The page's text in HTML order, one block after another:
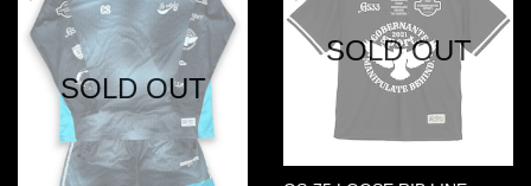
SOLD OUT
SOLD OUT